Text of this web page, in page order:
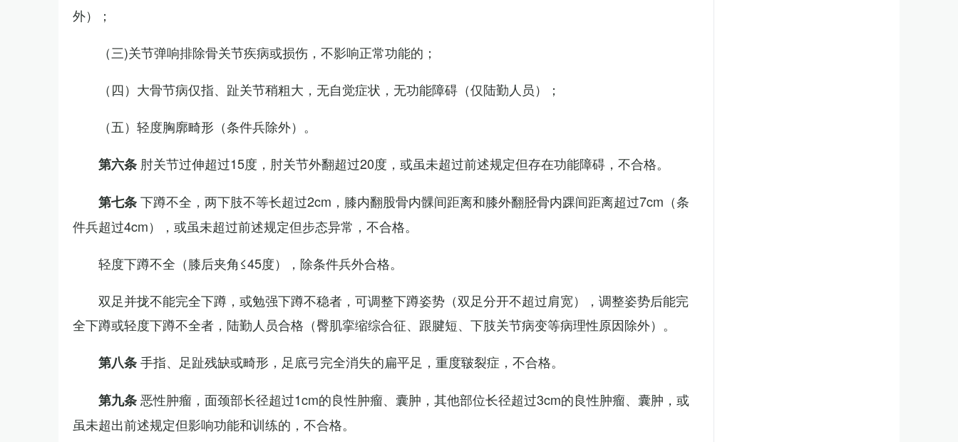
外）；
（三)关节弹响排除骨关节疾病或损伤，不影响正常功能的；
（四）大骨节病仅指、趾关节稍粗大，无自觉症状，无功能障碍（仅陆勤人员）；
（五）轻度胸廓畸形（条件兵除外）。
第六条 肘关节过伸超过15度，肘关节外翻超过20度，或虽未超过前述规定但存在功能障碍，不合格。
第七条下蹲不全，两下肢不等长超过2cm，膝内翻股骨内髁间距离和膝外翻胫骨内踝间距离超过7cm（条
件兵超过4cm），或虽未超过前述规定但步态异常，不合格。
轻度下蹲不全（膝后夹角≤45度），除条件兵外合格。
双足并拢不能完全下蹲，或勉强下蹲不稳者，可调整下蹲姿势（双足分开不超过肩宽），调整姿势后能完
全下蹲或轻度下蹲不全者，陆勤人员合格（臀肌挛缩综合征、跟腱短、下肢关节病变等病理性原因除外）。
第八条手指、足趾残缺或畸形，足底弓完全消失的扁平足，重度皲裂症，不合格。
第九条恶性肿瘤，面颈部长径超过1cm的良性肿瘤、囊肿，其他部位长径超过3cm的良性肿瘤、囊肿，或
虽未超出前述规定但影响功能和训练的，不合格。